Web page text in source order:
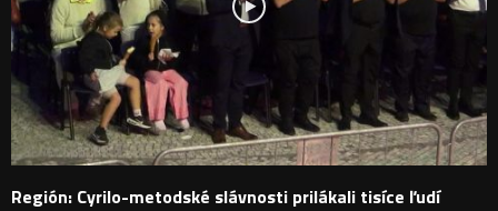
Región: Cyrilo-metodské slávnosti prilákali tisíce ľudí